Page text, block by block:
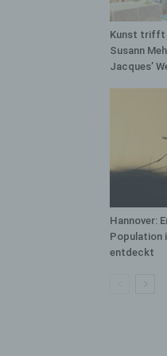
Kunst trifft
Susann
Jacques’
Hannover:
Population
entdeckt